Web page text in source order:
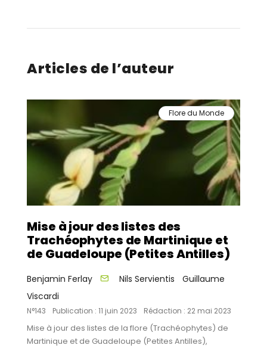
Articles de l’auteur
Flore du Monde
Mise à jour des listes des
Trachéophytes de Martinique et
de Guadeloupe (Petites Antilles)
Benjamin Ferlay Nils Servientis
Guillaume
Viscardi
N°143 Publication : 11 juin 2023 Rédaction : 22 mai 2023
Mise à jour des listes de la flore (Trachéophytes) de
Martinique et de Guadeloupe (Petites Antilles),